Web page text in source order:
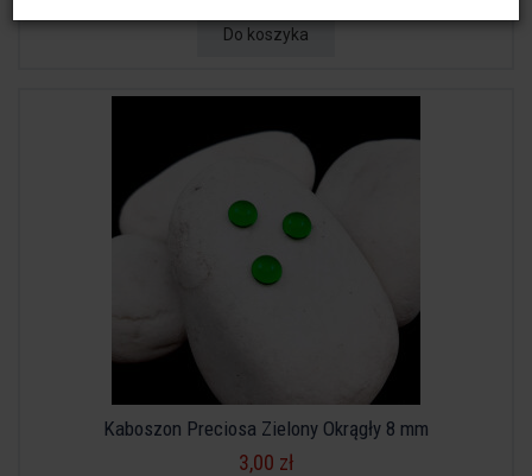
Do koszyka
Kaboszon Preciosa Zielony Okrągły 8 mm
3,00 zł